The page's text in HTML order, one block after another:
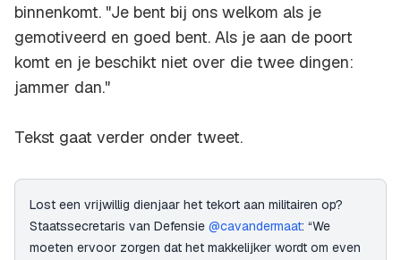
binnenkomt. "Je bent bij ons welkom als je
gemotiveerd en goed bent. Als je aan de poort
komt en je beschikt niet over die twee dingen:
jammer dan."
Tekst gaat verder onder tweet.
Lost een vrijwillig dienjaar het tekort aan militairen op?
Staatssecretaris van Defensie @cavandermaat: “We
moeten ervoor zorgen dat het makkelijker wordt om even